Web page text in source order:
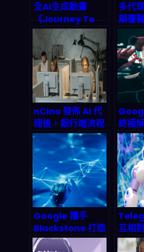
全AI生成動畫
《Journey To
The West》震撼
來襲：Utopai
Studios與華策聯
手，終結傳統影視
產業的劇本寫好了
嗎？
多代
顛覆
與實
nCino 發佈 AI 代
理後，銀行端流程
可能直接少掉
70% 時間：2026
你該怎麼跟上
終極
如何
規則
角）
Google 攜手
Blackstone 打造
50 億美元 AI 雲端
互相
新如